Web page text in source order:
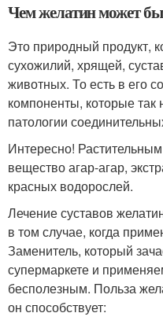
Чем желатин может
Это природный продукт,
сухожилий, хрящей,
животных. То есть в его
компоненты, которые
патологии
Интересно!
вещество агар-агар,
красных водорослей.
Лечение суставов
в том случае, когда
Заменитель, который
супермаркете и
бесполезным. Польза
он способствует: